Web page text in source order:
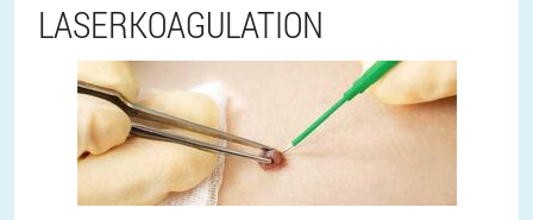
LASERKOAGULATION